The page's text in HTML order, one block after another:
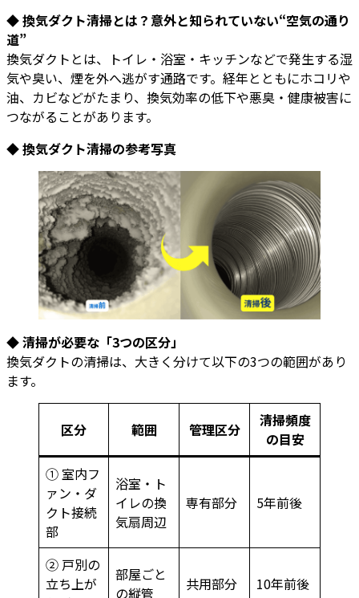
◆ 換気ダクト清掃とは？意外と知られていない“空気の通り
道”
換気ダクトとは、トイレ・浴室・キッチンなどで発生する湿
気や臭い、煙を外へ逃がす通路です。経年とともにホコリや
油、カビなどがたまり、換気効率の低下や悪臭・健康被害に
つながることがあります。
◆ 換気ダクト清掃の参考写真
◆ 清掃が必要な「3つの区分」
換気ダクトの清掃は、大きく分けて以下の3つの範囲があり
ます。
区分 範囲 管理区分
清掃頻度
の目安
① 室内フ
ァン・ダ
クト接続
部
浴室・ト
イレの換
気扇周辺
専有部分 5年前後
② 戸別の
立ち上が
部屋ごと
の縦管
共用部分 10年前後